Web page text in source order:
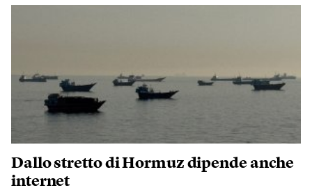
Dallo stretto di Hormuz dipende anche
internet